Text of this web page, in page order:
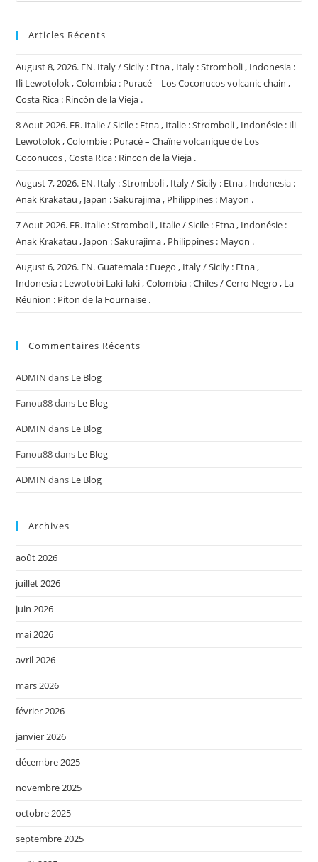
Articles Récents
August 8, 2026. EN. Italy / Sicily : Etna , Italy : Stromboli , Indonesia :
Ili Lewotolok , Colombia : Puracé – Los Coconucos volcanic chain ,
Costa Rica : Rincón de la Vieja .
8 Aout 2026. FR. Italie / Sicile : Etna , Italie : Stromboli , Indonésie : Ili
Lewotolok , Colombie : Puracé – Chaîne volcanique de Los
Coconucos , Costa Rica : Rincon de la Vieja .
August 7, 2026. EN. Italy : Stromboli , Italy / Sicily : Etna , Indonesia :
Anak Krakatau , Japan : Sakurajima , Philippines : Mayon .
7 Aout 2026. FR. Italie : Stromboli , Italie / Sicile : Etna , Indonésie :
Anak Krakatau , Japon : Sakurajima , Philippines : Mayon .
August 6, 2026. EN. Guatemala : Fuego , Italy / Sicily : Etna ,
Indonesia : Lewotobi Laki-laki , Colombia : Chiles / Cerro Negro , La
Réunion : Piton de la Fournaise .
Commentaires Récents
ADMIN dans Le Blog
Fanou88dans Le Blog
ADMIN dans Le Blog
Fanou88dans Le Blog
ADMIN dans Le Blog
Archives
août 2026
juillet 2026
juin 2026
mai 2026
avril 2026
mars 2026
février 2026
janvier 2026
décembre 2025
novembre 2025
octobre 2025
septembre 2025